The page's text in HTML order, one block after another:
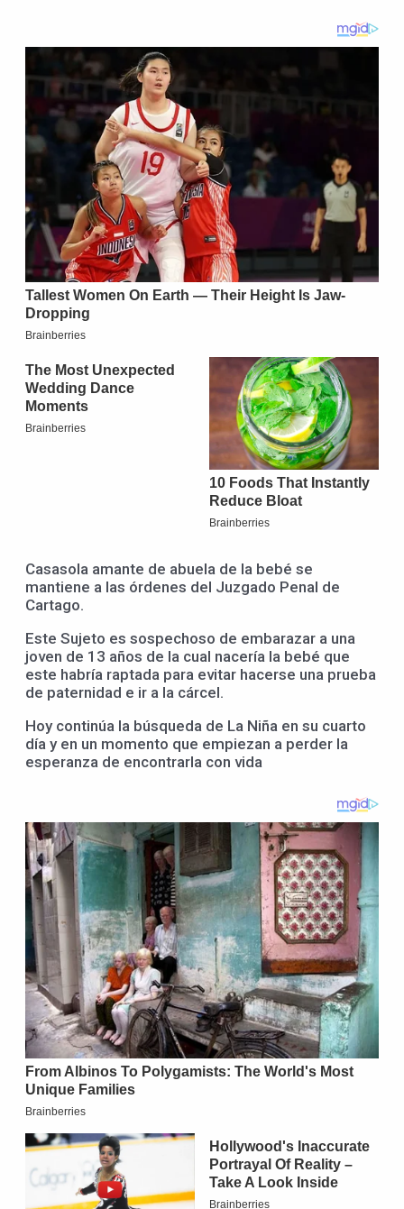
Casasola amante de abuela de la bebé se
mantiene a las órdenes del Juzgado Penal de
Cartago.
Este Sujeto es sospechoso de embarazar a una
joven de 13 años de la cual nacería la bebé que
este habría raptada para evitar hacerse una prueba
de paternidad e ir a la cárcel.
Hoy continúa la búsqueda de La Niña en su cuarto
día y en un momento que empiezan a perder la
esperanza de encontrarla con vida